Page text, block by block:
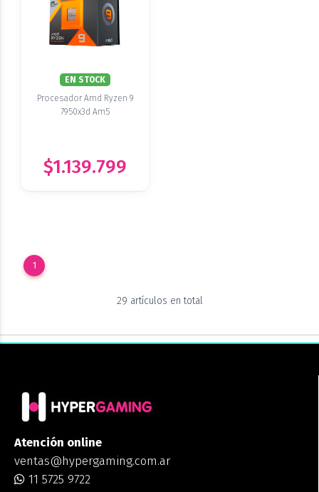
EN STOCK
Procesador Amd Ryzen 9
7950x3d Am5
$1.139.799
1
29 artículos en total
Atención online
ventas@hypergaming.com.ar
11 5725 9722